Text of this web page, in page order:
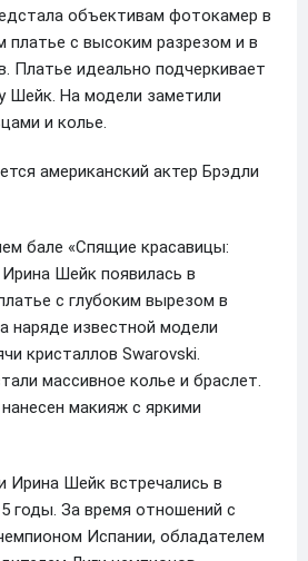
объективам фотокамер в
платье с высоким разрезом и в
Платье идеально подчеркивает
Шейк. На модели заметили
и колье.
американский актер Брэдли
бале «Спящие красавицы:
Шейк появилась в
с глубоким вырезом в
наряде известной модели
кристаллов Swarovski.
массивное колье и браслет.
макияж с яркими
Ирина Шейк встречались в
годы. За время отношений с
Испании, обладателем